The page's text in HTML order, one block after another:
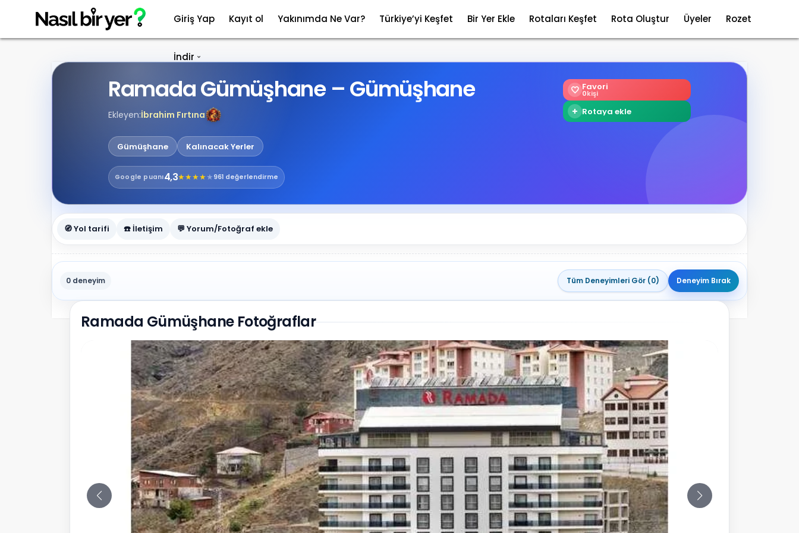
Giriş Yap Kayıt ol Yakınımda Ne Var? Türkiye’yi Keşfet Bir Yer Ekle Rotaları Keşfet Rota Oluştur Üyeler Rozet
İndir
Ramada Gümüşhane – Gümüşhane
Ekleyen:İbrahim Fırtına
Gümüşhane Kalınacak Yerler
Google puanı4,3★★★★★ 961 değerlendirme
🤍 Favori
0kişi
+ Rotaya ekle
🧭 Yol tarifi ☎️ İletişim 💬 Yorum/Fotoğraf ekle
0 deneyim Tüm Deneyimleri Gör (0) Deneyim Bırak
Ramada Gümüşhane Fotoğraflar
9